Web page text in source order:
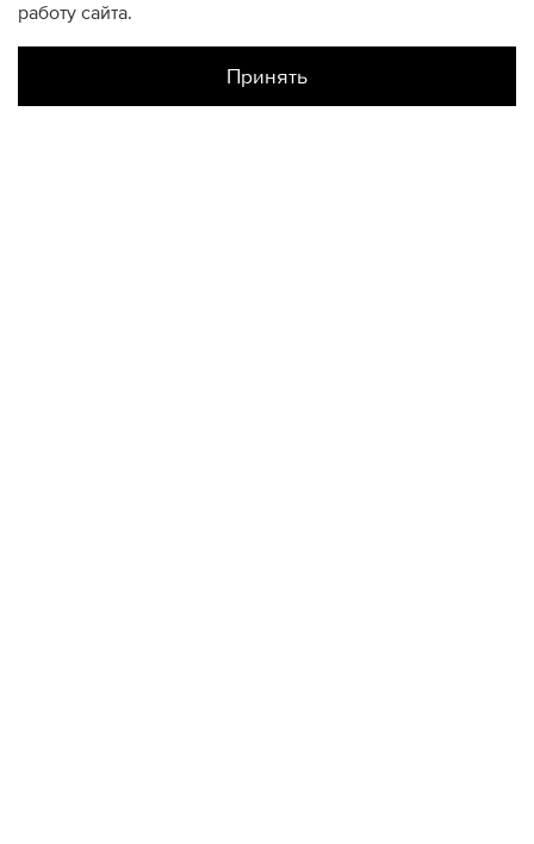
работу сайта.
Принять